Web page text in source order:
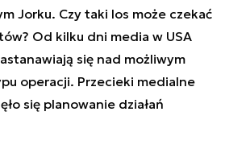
Jorku. Czy taki los może czekać
Od kilku dni media w USA
się nad możliwym
operacji. Przecieki medialne
się planowanie działań